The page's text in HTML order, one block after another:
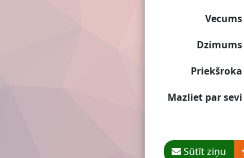
Vecums
Dzimums
Priekšroka
Mazliet par sevi
Sūtīt ziņu